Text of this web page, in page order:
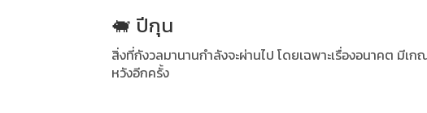
🐖 ปีกุน
สิ่งที่กังวลมานานกำลังจะผ่านไป โดยเฉพาะเรื่องอนาคต มี
หวังอีกครั้ง